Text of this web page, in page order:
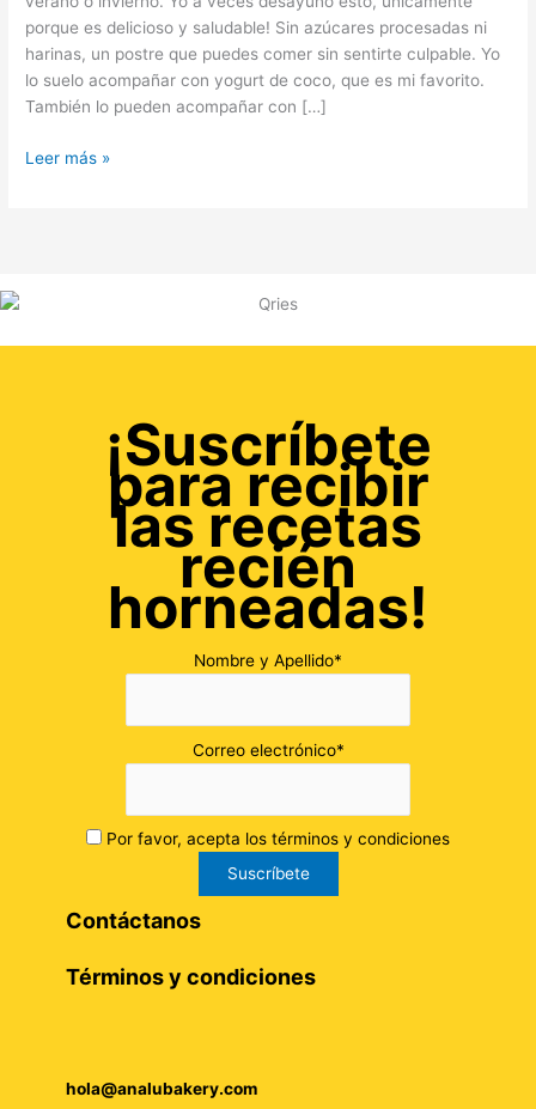
porque es delicioso y saludable! Sin azúcares procesadas ni
harinas, un postre que puedes comer sin sentirte culpable. Yo
lo suelo acompañar con yogurt de coco, que es mi favorito.
También lo pueden acompañar con […]
Leer más »
¡Suscríbete
para recibir
las recetas
recién
horneadas!
Nombre y Apellido*
Correo electrónico*
Por favor, acepta los términos y condiciones
Contáctanos
Términos y condiciones
hola@analubakery.com